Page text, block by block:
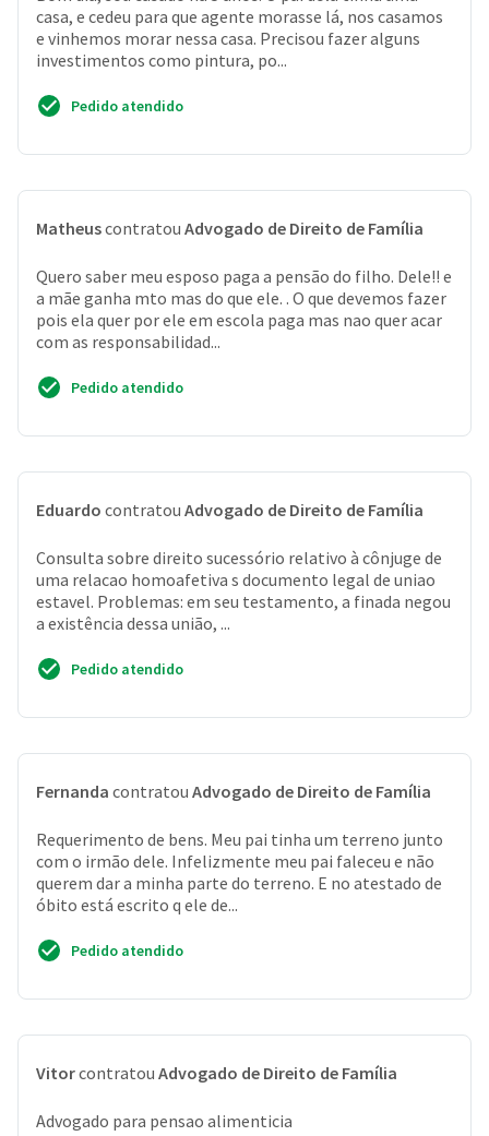
casa, e cedeu para que agente morasse lá, nos casamos
e vinhemos morar nessa casa. Precisou fazer alguns
investimentos como pintura, po...
Pedido atendido
Matheuscontratou Advogado de Direito de Família
Quero saber meu esposo paga a pensão do filho. Dele!! e
a mãe ganha mto mas do que ele. . O que devemos fazer
pois ela quer por ele em escola paga mas nao quer acar
com as responsabilidad...
Pedido atendido
Eduardo contratou Advogado de Direito de Família
Consulta sobre direito sucessório relativo à cônjuge de
uma relacao homoafetiva s documento legal de uniao
estavel. Problemas: em seu testamento, a finada negou
a existência dessa união, ...
Pedido atendido
Fernanda contratou Advogado de Direito de Família
Requerimento de bens. Meu pai tinha um terreno junto
com o irmão dele. Infelizmente meu pai faleceu e não
querem dar a minha parte do terreno. E no atestado de
óbito está escrito q ele de...
Pedido atendido
Vitorcontratou Advogado de Direito de Família
Advogado para pensao alimenticia